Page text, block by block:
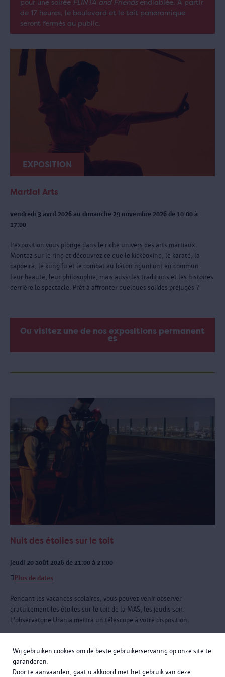
Wij gebruiken cookies om de beste gebruikerservaring op onze site te
garanderen.
Door te aanvaarden, gaat u akkoord met het gebruik van deze
pour une soirée FLINTA and Friends endiablée. À partir
de 17 heures, le boulevard et le toit panoramique
seront fermés au public.
EXPOSITION
Martial Arts
vendredi 3 avril 2026 au dimanche 29 novembre 2026 de 10:00 à
17:00
L’exposition vous plonge dans le riche univers des arts martiaux.
Montez sur le ring et découvrez ce que le kickboxing, le karaté, la
capoeira, le kung-fu et le combat au bâton nguni ont en commun.
Leur beauté, leur philosophie, mais aussi les traditions et les histoires
derrière le spectacle. Prêt à affronter quelques solides préjugés ?
Ou visitez une de nos expositions permanent
es
Nuit des étoiles sur le toit
jeudi 20 août 2026 de 21:00 à 23:00
Plus de dates
Pendant les vacances scolaires, vous pouvez venir observer
gratuitement les étoiles sur le toit de la MAS, les jeudis soir.
L'observatoire Urania mettra un télescope à votre disposition.